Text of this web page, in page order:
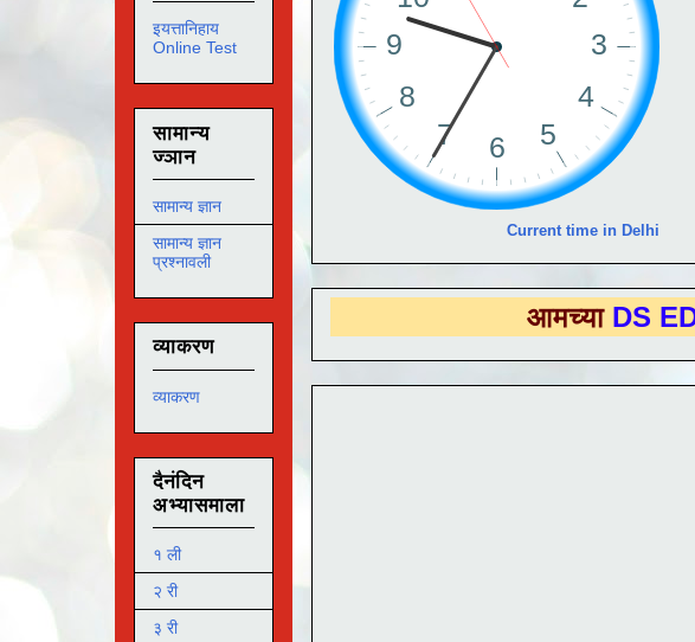
Current time in Delhi
DS EDUTECH
इयत्तानिहाय
Online Test
सामान्य
ज्ञान
सामान्य ज्ञान
सामान्य ज्ञान
प्रश्नावली
व्याकरण
व्याकरण
दैनंदिन
अभ्यासमाला
१ ली
२ री
३ री